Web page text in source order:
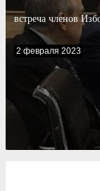
встреча членов
2 февраля 2023